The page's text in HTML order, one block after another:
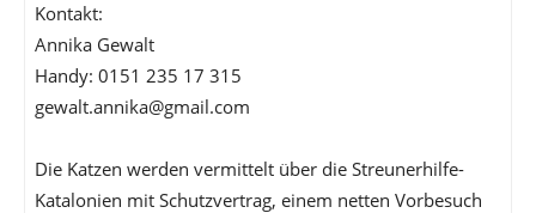
Kontakt:
Annika Gewalt
Handy: 0151 235 17 315
gewalt.annika@gmail.com
Die Katzen werden vermittelt über die Streunerhilfe-
Katalonien mit Schutzvertrag, einem netten Vorbesuch